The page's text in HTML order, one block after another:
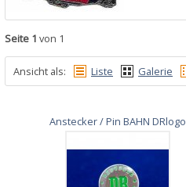
Seite 1 von 1
Ansicht als: Liste Galerie
Anstecker / Pin BAHN DRlogo